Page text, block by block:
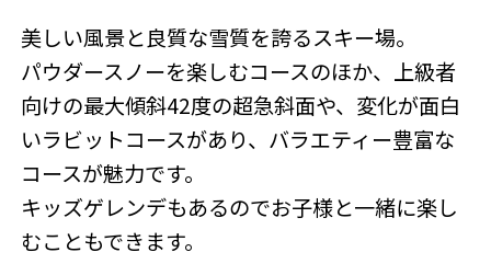
美しい風景と良質な雪質を誇るスキー場。
パウダースノーを楽しむコースのほか、上級者
向けの最大傾斜42度の超急斜面や、変化が面白
いラビットコースがあり、バラエティー豊富な
コースが魅力です。
キッズゲレンデもあるのでお子様と一緒に楽し
むこともできます。